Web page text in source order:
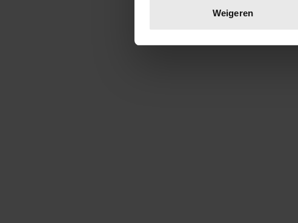
toestemming op elk moment
We gebruiken cookies om
media, adverteren en analyse.
verstrekt of die ze hebben
Weigeren